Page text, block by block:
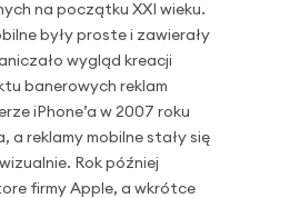
na początku XXI wieku.
były proste i zawierały
wygląd kreacji
banerowych reklam
iPhone’a w 2007 roku
a reklamy mobilne stały się
Rok później
firmy Apple, a wkrótce